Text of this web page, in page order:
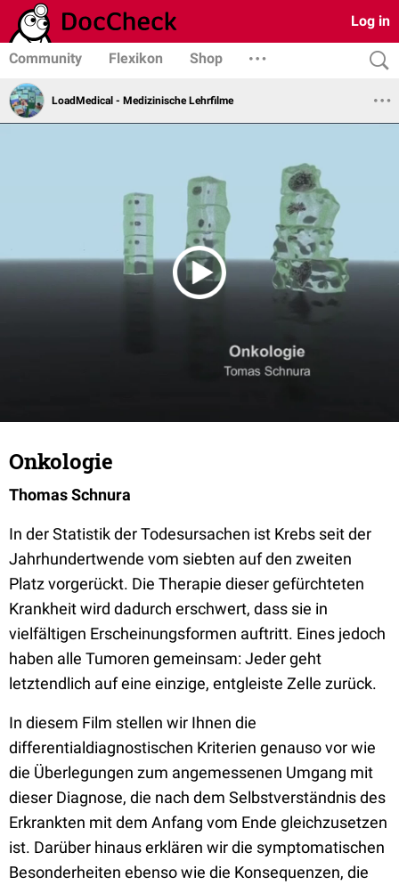
Log in
Community Flexikon Shop
LoadMedical - Medizinische Lehrfilme
Onkologie
Thomas Schnura
In der Statistik der Todesursachen ist Krebs seit der
Jahrhundertwende vom siebten auf den zweiten
Platz vorgerückt. Die Therapie dieser gefürchteten
Krankheit wird dadurch erschwert, dass sie in
vielfältigen Erscheinungsformen auftritt. Eines jedoch
haben alle Tumoren gemeinsam: Jeder geht
letztendlich auf eine einzige, entgleiste Zelle zurück.
In diesem Film stellen wir Ihnen die
differentialdiagnostischen Kriterien genauso vor wie
die Überlegungen zum angemessenen Umgang mit
dieser Diagnose, die nach dem Selbstverständnis des
Erkrankten mit dem Anfang vom Ende gleichzusetzen
ist. Darüber hinaus erklären wir die symptomatischen
Besonderheiten ebenso wie die Konsequenzen, die